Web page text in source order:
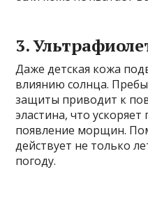
3.
Даже детская кожа
влиянию солнца.
защиты приводит к
эластина, что
появление морщин.
действует не только
погоду.